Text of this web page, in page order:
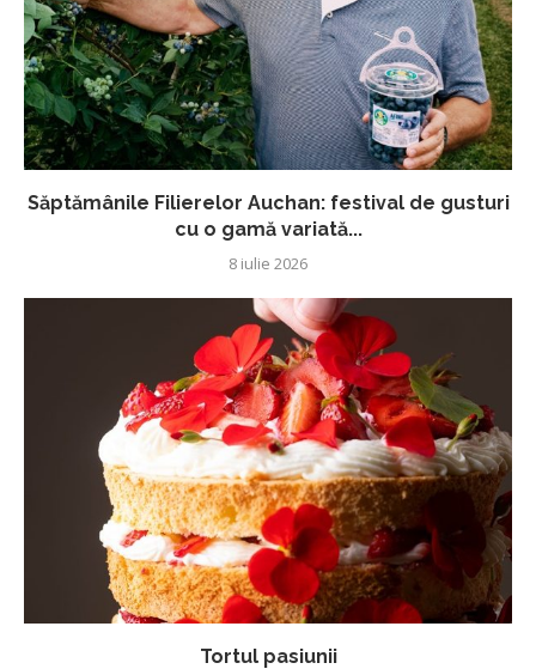
Săptămânile Filierelor Auchan: festival de gusturi
cu o gamă variată...
8 iulie 2026
Tortul pasiunii